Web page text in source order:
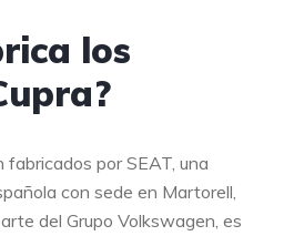
los
fabricados por SEAT, una
con sede en Martorell,
del Grupo Volkswagen, es